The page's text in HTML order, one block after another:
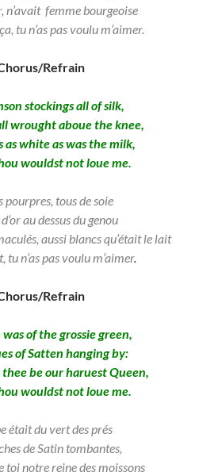
n’avait femme bourgeoise
tu n’as pas voulu m’aimer.
Refrain
stockings all of silk,
wrought aboue the knee,
as white as was the milk,
wouldst not loue me.
pourpres, tous de soie
au dessus du genou
aussi blancs qu’était le lait
tu n’as pas voulu m’aimer.
Refrain
of the grossie green,
of Satten hanging by:
be our haruest Queen,
wouldst not loue me.
était du vert des prés
de Satin tombantes,
toi notre reine des moissons